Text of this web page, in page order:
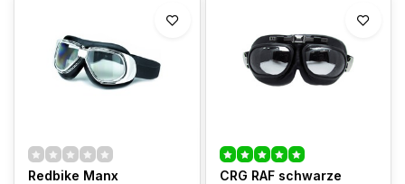
Redbike Manx
CRG RAF schwarze